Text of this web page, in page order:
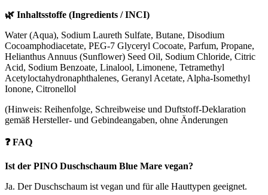
🌿 Inhaltsstoffe (Ingredients / INCI)
Water (Aqua), Sodium Laureth Sulfate, Butane, Disodium
Cocoamphodiacetate, PEG-7 Glyceryl Cocoate, Parfum, Propane,
Helianthus Annuus (Sunflower) Seed Oil, Sodium Chloride, Citric
Acid, Sodium Benzoate, Linalool, Limonene, Tetramethyl
Acetyloctahydronaphthalenes, Geranyl Acetate, Alpha-Isomethyl
Ionone, Citronellol
(Hinweis: Reihenfolge, Schreibweise und Duftstoff-Deklaration
gemäß Hersteller- und Gebindeangaben, ohne Änderungen
❓ FAQ
Ist der PINO Duschschaum Blue Mare vegan?
Ja. Der Duschschaum ist vegan und für alle Hauttypen geeignet.